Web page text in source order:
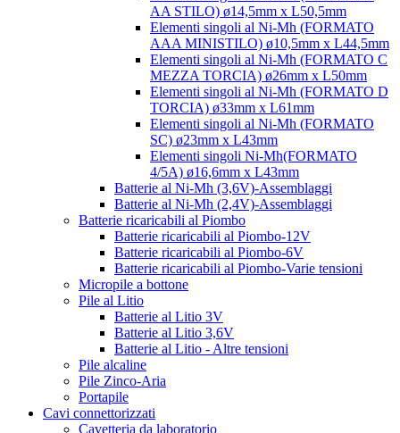
AA STILO) ø14,5mm x L50,5mm
Elementi singoli al Ni-Mh (FORMATO
AAA MINISTILO) ø10,5mm x L44,5mm
Elementi singoli al Ni-Mh (FORMATO C
MEZZA TORCIA) ø26mm x L50mm
Elementi singoli al Ni-Mh (FORMATO D
TORCIA) ø33mm x L61mm
Elementi singoli al Ni-Mh (FORMATO
SC) ø23mm x L43mm
Elementi singoli Ni-Mh(FORMATO
4/5A) ø16,6mm x L43mm
Batterie al Ni-Mh (3,6V)-Assemblaggi
Batterie al Ni-Mh (2,4V)-Assemblaggi
Batterie ricaricabili al Piombo
Batterie ricaricabili al Piombo-12V
Batterie ricaricabili al Piombo-6V
Batterie ricaricabili al Piombo-Varie tensioni
Micropile a bottone
Pile al Litio
Batterie al Litio 3V
Batterie al Litio 3,6V
Batterie al Litio - Altre tensioni
Pile alcaline
Pile Zinco-Aria
Portapile
Cavi connettorizzati
Cavetteria da laboratorio